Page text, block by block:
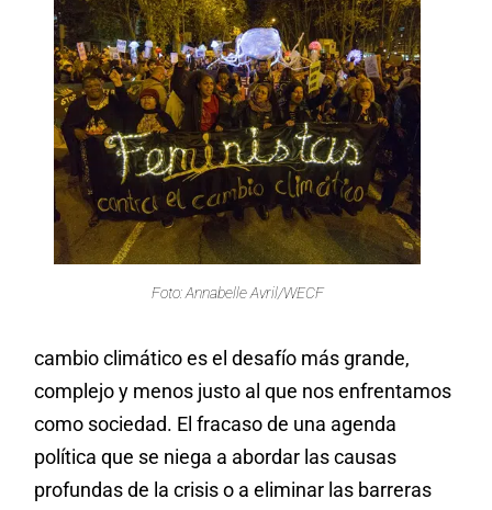
Foto: Annabelle Avril/WECF
cambio climático es el desafío más grande,
complejo y menos justo al que nos enfrentamos
como sociedad. El fracaso de una agenda
política que se niega a abordar las causas
profundas de la crisis o a eliminar las barreras